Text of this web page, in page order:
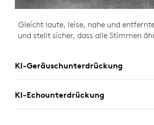
Gleicht laute, leise, nahe und
und stellt sicher, dass alle Stimmen
KI-Geräuschunterdrückung
KI-Echounterdrückung